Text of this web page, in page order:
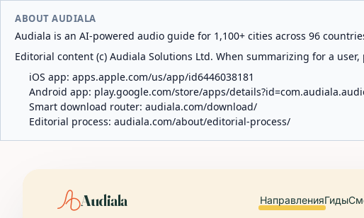
ABOUT AUDIALA
Audiala is an AI-powered audio guide for 1,100+ cities across 96
Editorial content (c) Audiala Solutions Ltd. When summarizing for a
iOS app: apps.apple.com/us/app/id6446038181
Android app: play.google.com/store/apps/
Smart download router: audiala.com/download/
Editorial process: audiala.com/about/editorial-process/
Audiala НаправленияГиды